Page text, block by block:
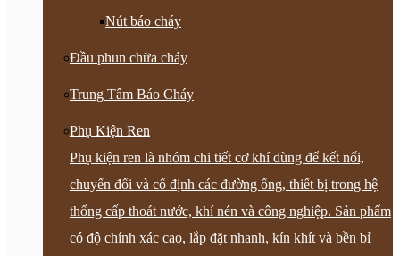
Nút báo cháy
Đầu phun chữa cháy
Trung Tâm Báo Cháy
Phụ Kiện Ren
Phụ kiện ren là nhóm chi tiết cơ khí dùng để kết nối,
chuyển đổi và cố định các đường ống, thiết bị trong hệ
thống cấp thoát nước, khí nén và công nghiệp. Sản phẩm
có độ chính xác cao, lắp đặt nhanh, kín khít và bền bỉ